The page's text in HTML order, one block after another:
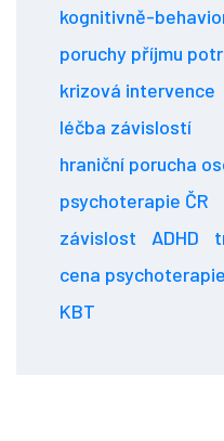
kognitivně-
poruchy příjmu
krizová intervence
léčba závislostí
hraniční porucha
psychoterapie ČR
závislost
ADHD
cena psychoterapie
KBT